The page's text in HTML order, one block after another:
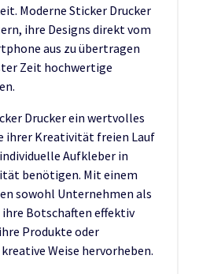
Moderne Sticker Drucker
ihre Designs direkt vom
aus zu übertragen
Zeit hochwertige
Drucker ein wertvolles
ihrer Kreativität freien Lauf
Aufkleber in
benötigen. Mit einem
sowohl Unternehmen als
Botschaften effektiv
Produkte oder
Weise hervorheben.